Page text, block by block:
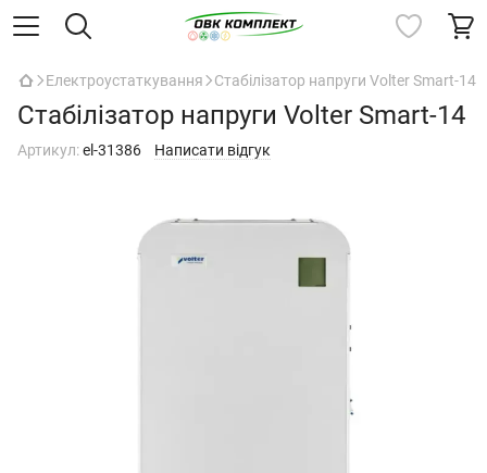
Електроустаткування Стабілізатор напруги Volter Smart-14
Стабілізатор напруги Volter Smart-14
Артикул:el-31386 Написати відгук